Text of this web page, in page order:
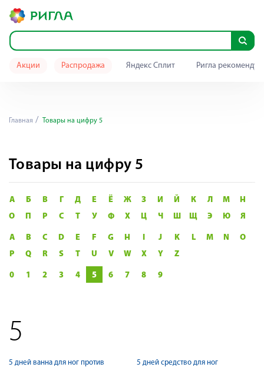
Акции Распродажа Яндекс Сплит Ригла
Главная Товары на цифру 5
Товары на цифру 5
А Б В Г Д Е Ё Ж З И Й К Л М
Н
О
П Р С Т У Ф Х Ц Ч Ш Щ Э Ю Я
A B C D E F G H I J K L M N
O
P
Q R S T U V W X Y Z
0 1 2 3 4 5 6 7 8 9
5
5 дней ванна для ног против
5 дней средство для ног